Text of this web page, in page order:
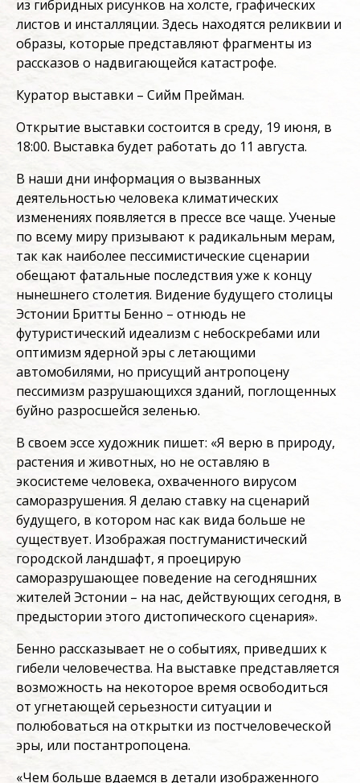
из гибридных рисунков на холсте, графических
листов и инсталляции. Здесь находятся реликвии и
образы, которые представляют фрагменты из
рассказов о надвигающейся катастрофе.
Куратор выставки – Сийм Прейман.
Открытие выставки состоится в среду, 19 июня, в
18:00. Выставка будет работать до 11 августа.
В наши дни информация о вызванных
деятельностью человека климатических
изменениях появляется в прессе все чаще. Ученые
по всему миру призывают к радикальным мерам,
так как наиболее пессимистические сценарии
обещают фатальные последствия уже к концу
нынешнего столетия. Видение будущего столицы
Эстонии Бритты Бенно – отнюдь не
футуристический идеализм с небоскребами или
оптимизм ядерной эры с летающими
автомобилями, но присущий антропоцену
пессимизм разрушающихся зданий, поглощенных
буйно разросшейся зеленью.
В своем эссе художник пишет: «Я верю в природу,
растения и животных, но не оставляю в
экосистеме человека, охваченного вирусом
саморазрушения. Я делаю ставку на сценарий
будущего, в котором нас как вида больше не
существует. Изображая постгуманистический
городской ландшафт, я проецирую
саморазрушающее поведение на сегодняшних
жителей Эстонии – на нас, действующих сегодня, в
предыстории этого дистопического сценария».
Бенно рассказывает не о событиях, приведших к
гибели человечества. На выставке представляется
возможность на некоторое время освободиться
от угнетающей серьезности ситуации и
полюбоваться на открытки из постчеловеческой
эры, или постантропоцена.
«Чем больше вдаемся в детали изображенного